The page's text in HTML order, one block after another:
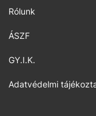
Rólunk
ÁSZF
GY.I.K.
Adatvédelmi